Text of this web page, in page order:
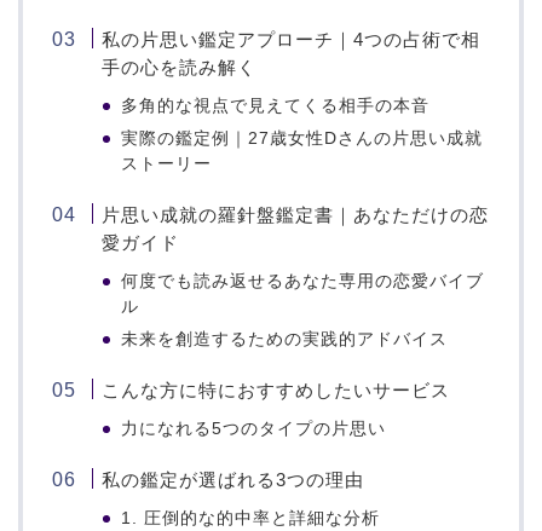
私の片思い鑑定アプローチ｜4つの占術で相
手の心を読み解く
多角的な視点で見えてくる相手の本音
実際の鑑定例｜27歳女性Dさんの片思い成就
ストーリー
片思い成就の羅針盤鑑定書｜あなただけの恋
愛ガイド
何度でも読み返せるあなた専用の恋愛バイブ
ル
未来を創造するための実践的アドバイス
こんな方に特におすすめしたいサービス
力になれる5つのタイプの片思い
私の鑑定が選ばれる3つの理由
1. 圧倒的な的中率と詳細な分析